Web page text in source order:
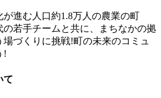
進む人口約1.8万人の農業の町
の若手チームと共に、まちなかの拠
づくりに挑戦!町の未来のコミュ
!
て